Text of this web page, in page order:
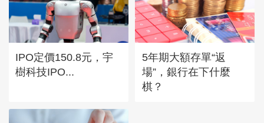
IPO定價150.8元，宇
樹科技IPO...
5年期大額存單“返
場”，銀行在下什麼
棋？